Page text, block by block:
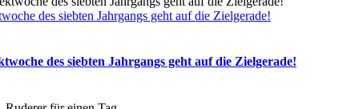
des siebten Jahrgangs geht auf die Zielgerade!
des siebten Jahrgangs geht auf die Zielgerade!